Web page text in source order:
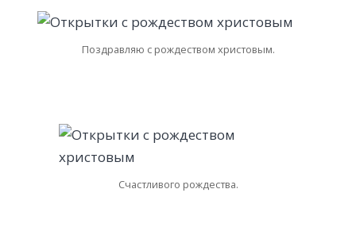
Поздравляю с рождеством христовым.
Счастливого рождества.